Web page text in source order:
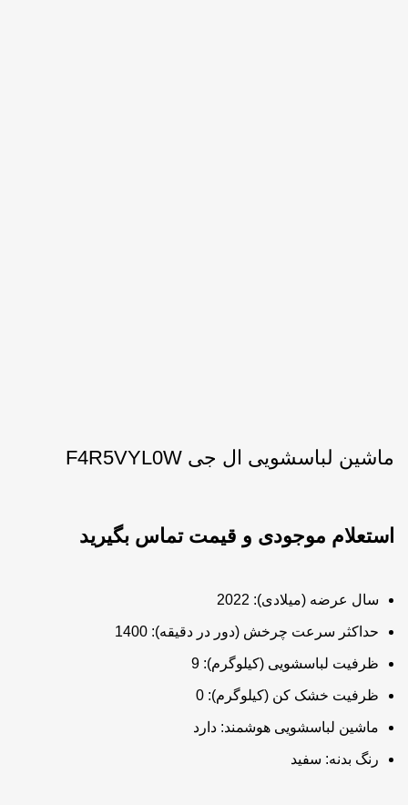
ماشین لباسشویی ال جی F4R5VYL0W
سال عرضه (میلادی): 2022
حداکثر سرعت چرخش (دور در دقیقه): 1400
ظرفیت لباسشویی (کیلوگرم): 9
ظرفیت خشک کن (کیلوگرم): 0
ماشین لباسشویی هوشمند: دارد
رنگ بدنه: سفید